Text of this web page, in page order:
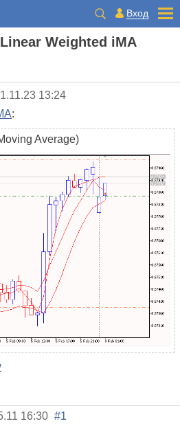
Вход
Weighted iMA
13:24
:
Average)
16:30 #1